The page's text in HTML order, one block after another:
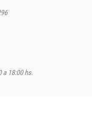
a 18:00 hs.